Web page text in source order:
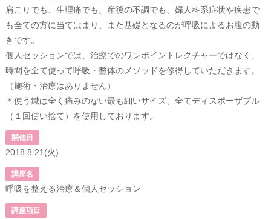
肩こりでも、生理痛でも、産後の不調でも、婦人科系症状や疾患で
も全ての方に当てはまり、また基礎となるのが呼吸によるお腹の動
きです。
個人セッションでは、治療でのワンポイントレクチャーではなく、
時間を全て使って呼吸・整体のメソッドを修得していただきます。
（施術・治療はありません）
＊使う鍼は全く痛みのない最も細いサイズ、全てディスポーザブル
（１回使い捨て）を使用しております。
開催日
2018.8.21(火)
講座名
呼吸を整える治療＆個人セッション
講座項目